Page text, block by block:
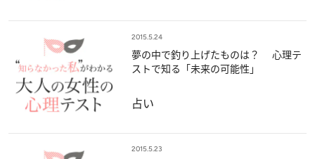
2015.5.24
夢の中で釣り上げたものは？ 心理テ
ストで知る「未来の可能性」
占い
2015.5.23